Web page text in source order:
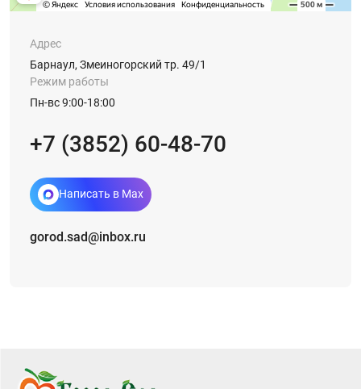
Адрес
Барнаул, Змеиногорский тр. 49/1
Режим работы
Пн-вс 9:00-18:00
+7 (3852) 60-48-70
Написать в Max
gorod.sad@inbox.ru